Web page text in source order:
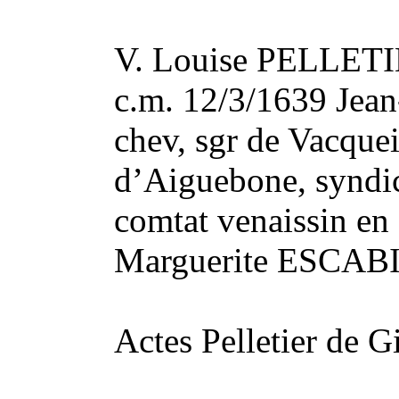
V. Louise
c.m. 12/3/1639
chev, sgr de
d’Aiguebone,
comtat venaissin
Marguerite
Actes Pelletier de